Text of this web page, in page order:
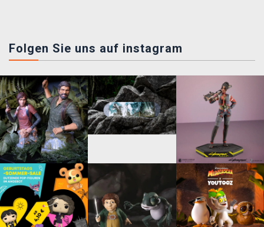
Folgen Sie uns auf instagram